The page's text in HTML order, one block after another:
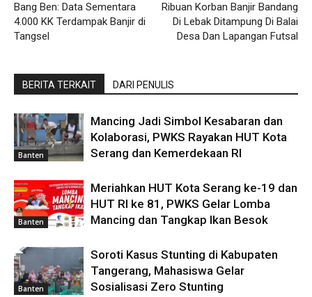
Bang Ben: Data Sementara
4.000 KK Terdampak Banjir di
Tangsel
Ribuan Korban Banjir Bandang
Di Lebak Ditampung Di Balai
Desa Dan Lapangan Futsal
BERITA TERKAIT DARI PENULIS
Banten
Mancing Jadi Simbol Kesabaran dan
Kolaborasi, PWKS Rayakan HUT Kota
Serang dan Kemerdekaan RI
Banten
Meriahkan HUT Kota Serang ke-19 dan
HUT RI ke 81, PWKS Gelar Lomba
Mancing dan Tangkap Ikan Besok
Banten
Soroti Kasus Stunting di Kabupaten
Tangerang, Mahasiswa Gelar
Sosialisasi Zero Stunting